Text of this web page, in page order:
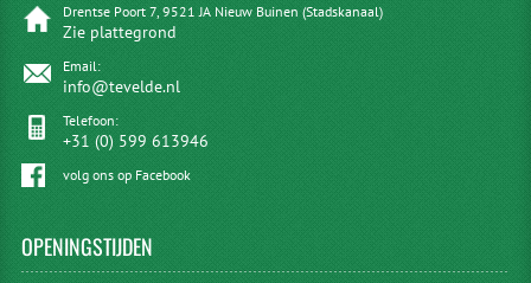
Drentse Poort 7, 9521 JA Nieuw Buinen (Stadskanaal)
Zie plattegrond
Email:
info@tevelde.nl
Telefoon:
+31 (0) 599 613946
volg ons op Facebook
OPENINGSTIJDEN